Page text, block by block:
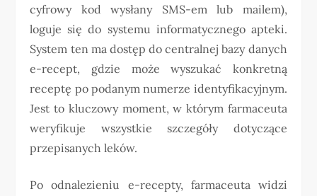
cyfrowy kod wysłany SMS-em lub mailem),
loguje się do systemu informatycznego apteki.
System ten ma dostęp do centralnej bazy danych
e-recept, gdzie może wyszukać konkretną
receptę po podanym numerze identyfikacyjnym.
Jest to kluczowy moment, w którym farmaceuta
weryfikuje wszystkie szczegóły dotyczące
przepisanych leków.
Po odnalezieniu e-recepty, farmaceuta widzi